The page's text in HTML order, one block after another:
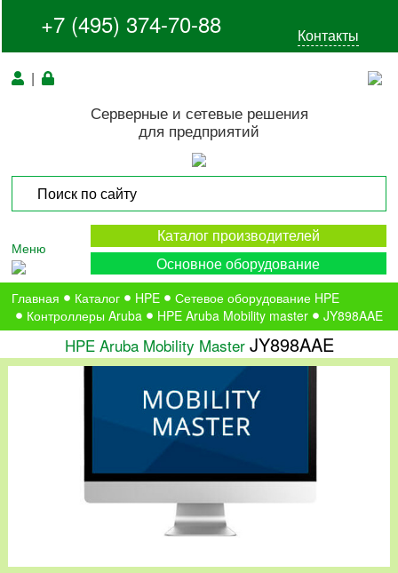
+7 (495) 374-70-88 Контакты
|
Серверные и сетевые решения
для предприятий
Меню
Каталог производителей
Основное оборудование
Главная Каталог HPE
Сетевое оборудование HPE
Контроллеры Aruba
HPE Aruba Mobility master JY898AAE
HPE Aruba Mobility Master JY898AAE